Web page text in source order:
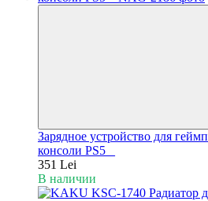
Зарядное устройство для
консоли PS5 _
351 Lei
В наличии